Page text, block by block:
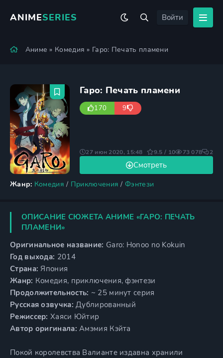
ANIMESERIES Войти
Аниме » Комедия » Гаро: Печать пламени
Гаро: Печать пламени
170 9
Жанр: Комедия / Приключения / Фэнтези
Смотреть
27 июн 2020, 15:48 9.5 / 10 73 078 2
ОПИСАНИЕ СЮЖЕТА АНИМЕ «ГАРО: ПЕЧАТЬ
ПЛАМЕНИ»
Оригинальное название: Garo: Honoo no Kokuin
Год выхода: 2014
Страна: Япония
Жанр: Комедия, приключения, фэнтези
Продолжительность: ~ 25 минут серия
Русская озвучка: Дублированный
Режиссер: Хаяси Юйтир
Автор оригинала: Амэмия Кэйта
Покой королевства Валианте издавна хранили